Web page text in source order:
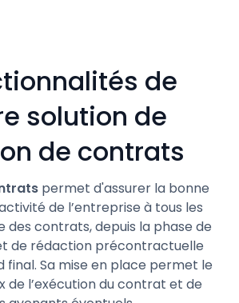
de
solution de
de contrats
permet d'assurer la bonne
de l’entreprise à tous les
des contrats, depuis la phase de
de rédaction précontractuelle
final. Sa mise en place permet le
de l’exécution du contrat et de